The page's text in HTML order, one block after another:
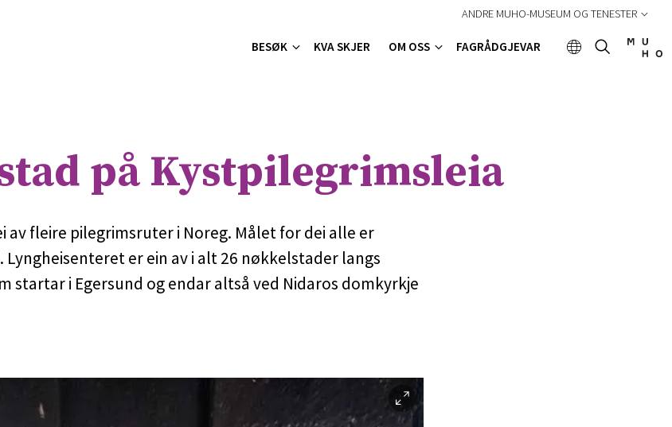
BESØK KVA SKJER OM OSS FAGRÅDGJEVAR
ANDRE MUHO-MUSEUM OG TENESTER
på Kystpilegrimsleia
av fleire pilegrimsruter i Noreg. Målet for dei alle er
Lyngheisenteret er ein av i alt 26 nøkkelstader langs
startar i Egersund og endar altså ved Nidaros domkyrkje